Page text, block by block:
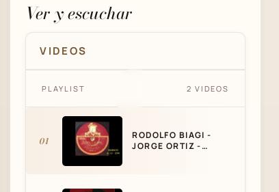
Ver y escuchar
VIDEOS
- CALLECITA DE MI BARRIO -
PLAYLIST 2 VIDEOS
01
RODOLFO BIAGI -
JORGE ORTIZ -